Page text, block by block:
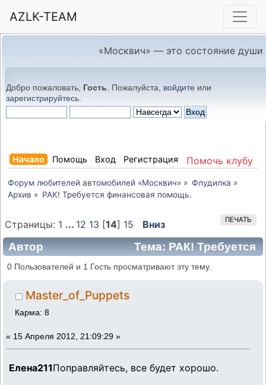
AZLK-TEAM
«Москвич» — это состояние души
Добро пожаловать, Гость . Пожалуйста, войдите или
зарегистрируйтесь
Помочь клубу
Начало Помощь Вход Регистрация
Форум любителей автомобилей «Москвич» » Флудилка »
Архив » РАК! Требуется финансовая помощь.
ПЕЧАТЬ
Страницы: 1 ... 12 13 [14] 15 Вниз
Автор
Тема: РАК! Требуется
финансовая помощь. (Прочитано 113536
раз)
0 Пользователей и 1 Гость просматривают эту тему.
Master_of_Puppets
Карма: 8
« 15 Апреля 2012, 21:09:29 »
Елена211Поправляйтесь, все будет хорошо.